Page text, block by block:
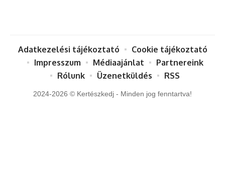
2024-2026 © Kertészkedj - Minden jog fenntartva!
Adatkezelési tájékoztató
Cookie tájékoztató
Impresszum
Médiaajánlat
Partnereink
Rólunk
Üzenetküldés RSS